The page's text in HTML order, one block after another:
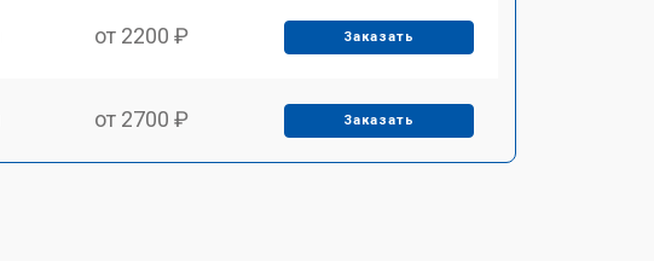
от 2200 ₽ Заказать
от 2700 ₽ Заказать